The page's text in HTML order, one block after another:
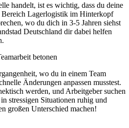
handelt, ist es wichtig, dass du deine
Lagerlogistik im Hinterkopf
wo du dich in 3-5 Jahren siehst
Deutschland dir dabei helfen
betonen
wo du in einem Team
Änderungen anpassen musstest.
werden, und Arbeitgeber suchen
stressigen Situationen ruhig und
großen Unterschied machen!